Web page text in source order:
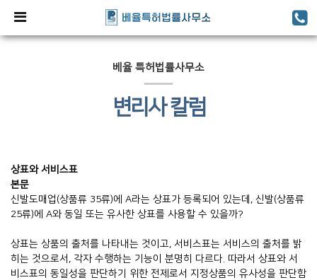
베율 특허법률사무소
변리사 칼럼
상표와 서비스표
본문
신발도매업(상품류 35류)에 A라는 상표가 등록되어 있는데, 신발(상품류
25류)에 A와 동일 또는 유사한 상표를 사용할 수 있을까?
상표는 상품의 출처를 나타내는 것이고, 서비스표는 서비스의 출처를 밝
히는 것으로서, 각자 수행하는 기능이 분명히 다르다. 따라서 상표와 서
비스표의 동일성을 판단하기 위한 전제로서 지정상품의 유사성을 판단함